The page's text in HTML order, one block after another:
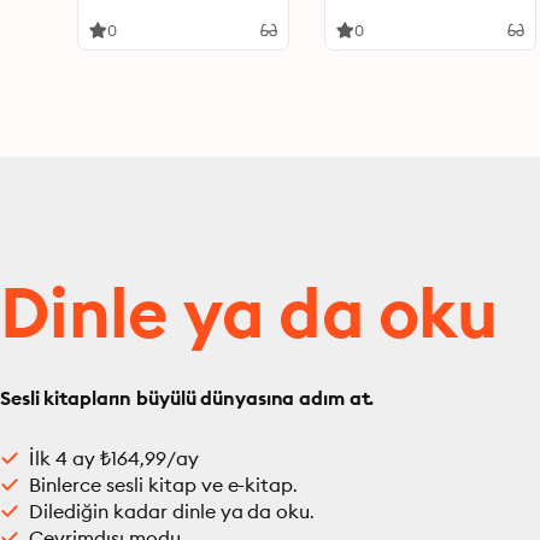
Shaping of Accounting
0 0
Dinle ya da oku
Sesli kitapların büyülü dünyasına adım at.
İlk 4 ay ₺164,99/ay
Binlerce sesli kitap ve e-kitap.
Dilediğin kadar dinle ya da oku.